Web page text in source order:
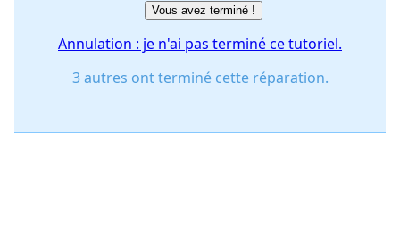
Vous avez terminé !
Annulation : je n'ai pas terminé ce tutoriel.
3 autres ont terminé cette réparation.